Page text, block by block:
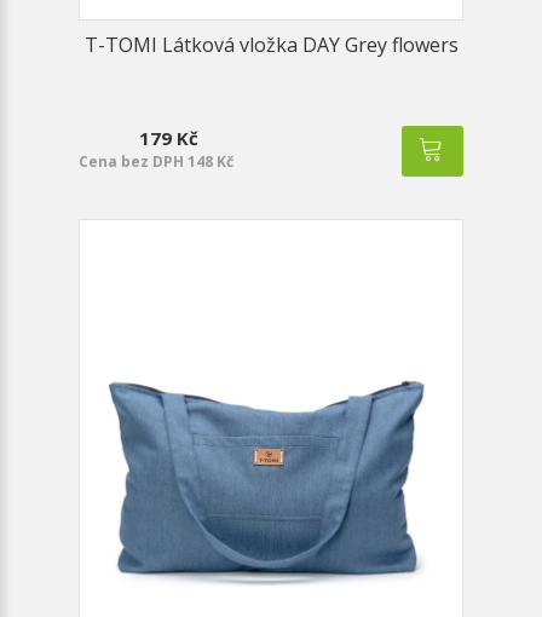
T-TOMI Látková vložka DAY Grey flowers
179 Kč
Cena bez DPH 148 Kč